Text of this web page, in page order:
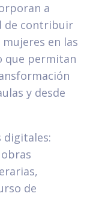
a
de contribuir
en las
que permitan
y desde
digitales:
de